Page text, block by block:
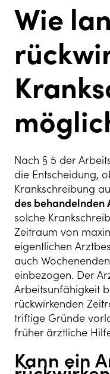
Wie
Nach § 5 der
die Entscheidung,
Krankschreibung
des behandelnden
solche
Zeitraum von
eigentlichen
auch
einbezogen. Der
Arbeitsunfähigkeit
rückwirkenden
triftige Gründe
früher ärztliche
Kann ein